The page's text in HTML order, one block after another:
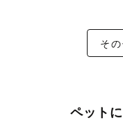
そ
ペット